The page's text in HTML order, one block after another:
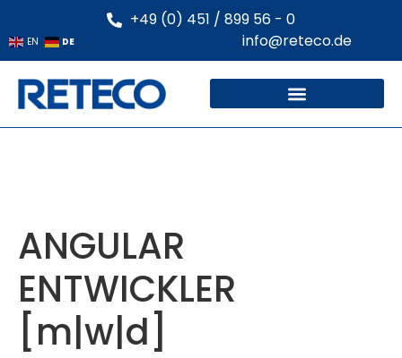
+49 (0) 451 / 899 56 - 0
EN DE info@reteco.de
ANGULAR
ENTWICKLER
[m|w|d]